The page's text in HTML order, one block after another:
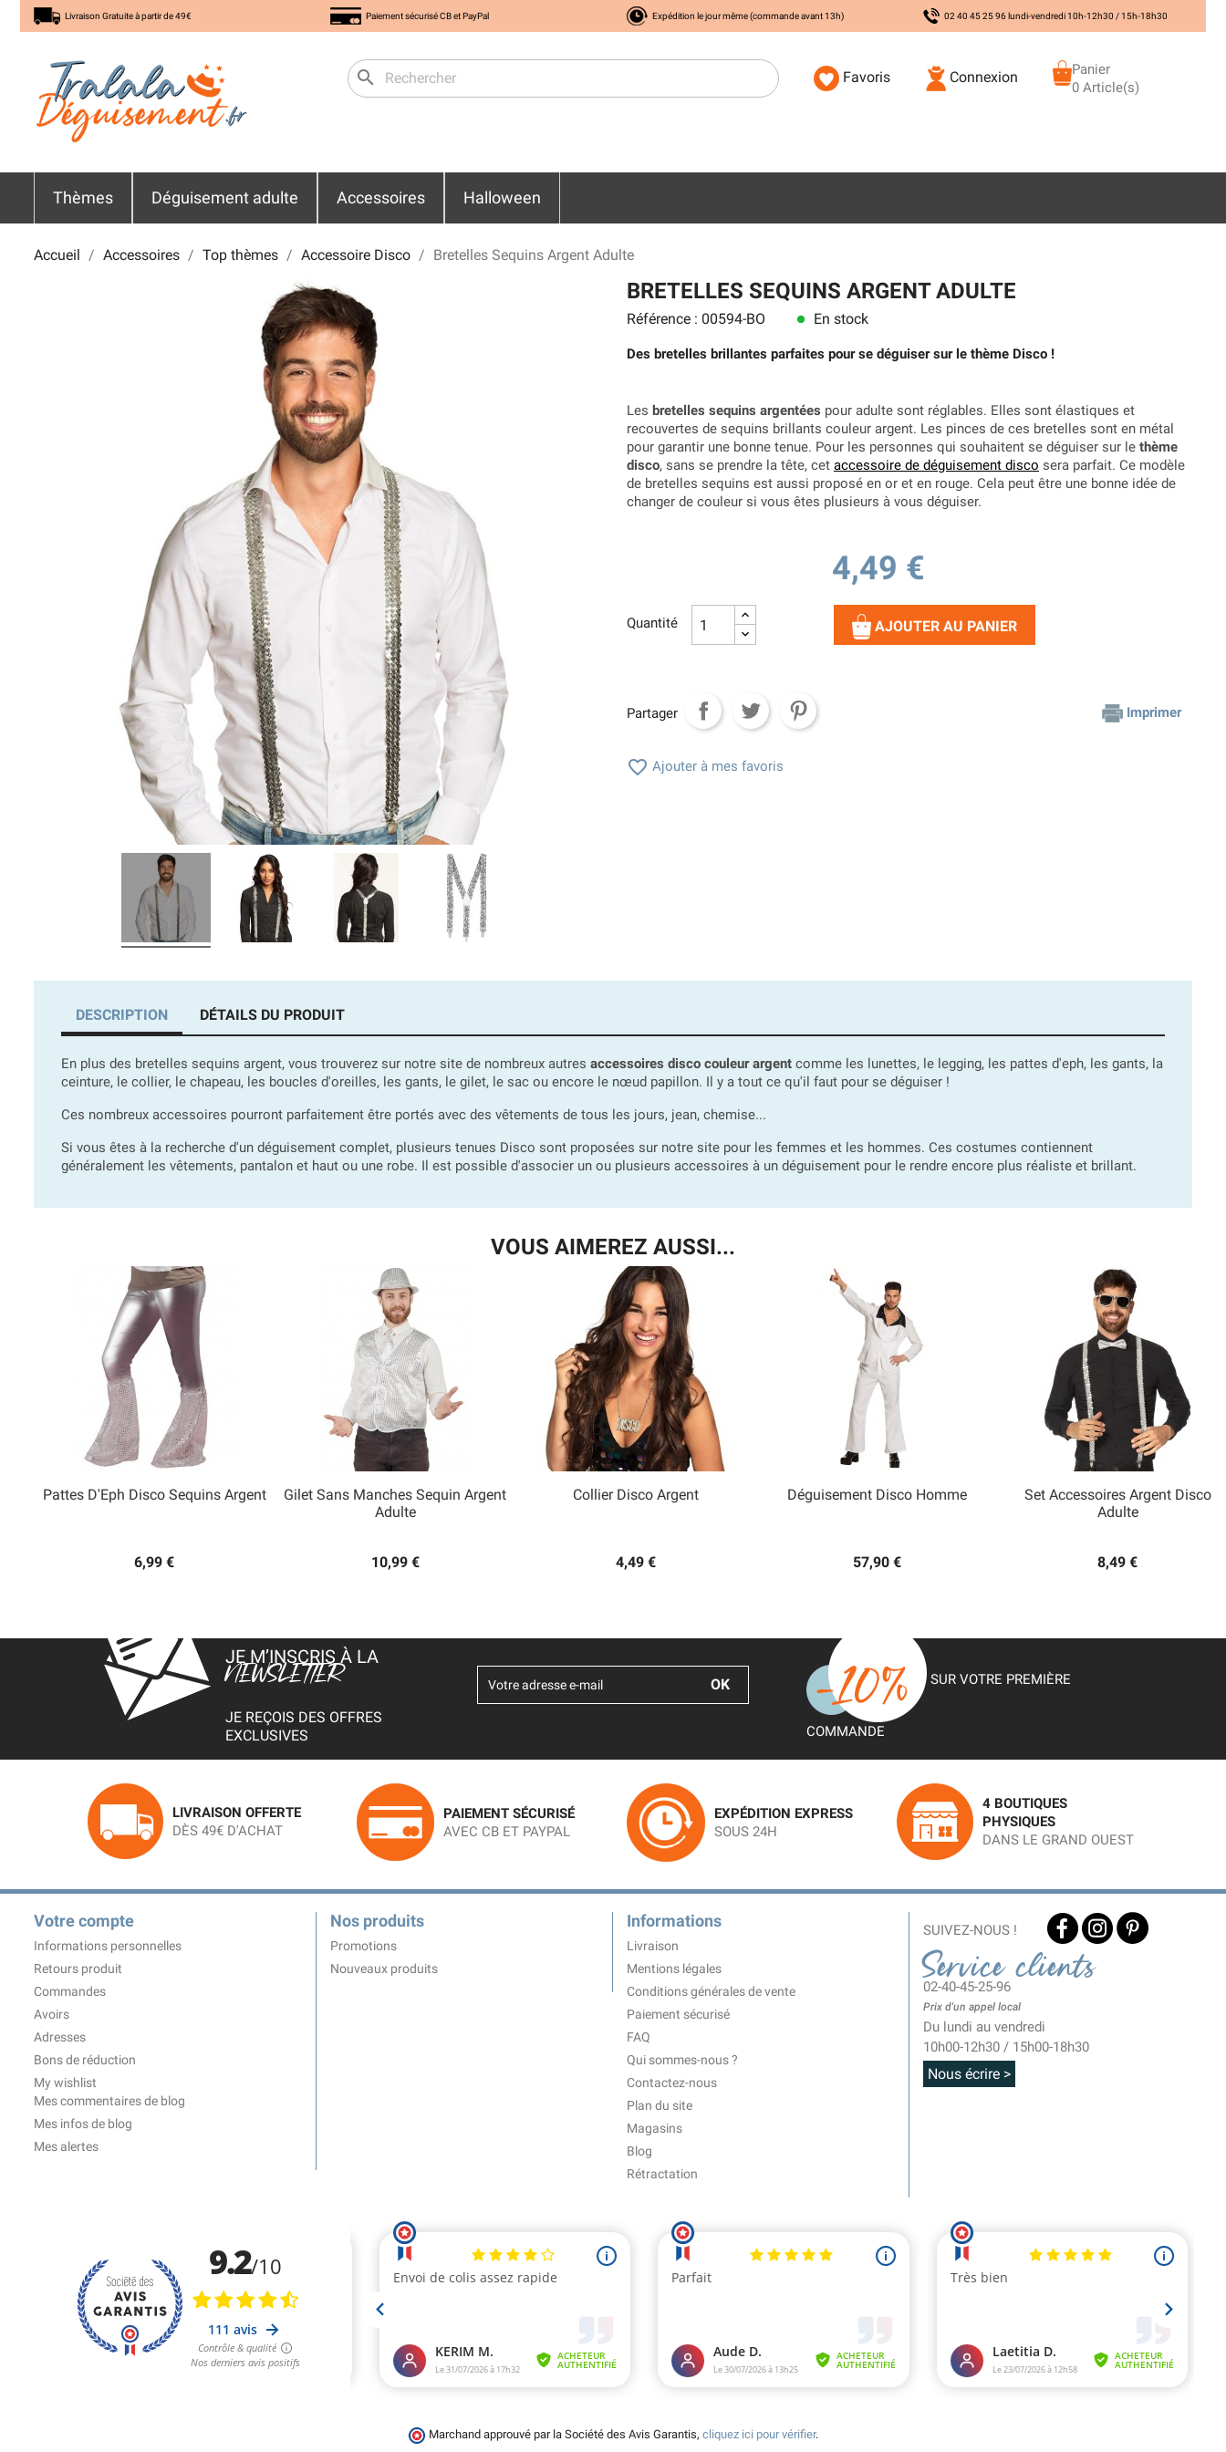
Livraison Gratuite à partir de 49€ Paiement sécurisé CB et PayPal Expédition le jour même (commande avant 13h) 02 40 45 25 96 lundi-vendredi 10h-12h30 / 15h-18h30
search Favoris Connexion
Panier
0 Article(s)
Thèmes Déguisement adulte Accessoires Halloween
Accueil Accessoires Top thèmes Accessoire Disco Bretelles Sequins Argent Adulte
BRETELLES SEQUINS ARGENT ADULTE
Référence : 00594-BO lens En stock
Des bretelles brillantes parfaites pour se déguiser sur le thème Disco !
Les bretelles sequins argentées pour adulte sont réglables. Elles sont élastiques et
recouvertes de sequins brillants couleur argent. Les pinces de ces bretelles sont en métal
pour garantir une bonne tenue. Pour les personnes qui souhaitent se déguiser sur le thème
disco, sans se prendre la tête, cet accessoire de déguisement disco sera parfait. Ce modèle
de bretelles sequins est aussi proposé en or et en rouge. Cela peut être une bonne idée de
changer de couleur si vous êtes plusieurs à vous déguiser.
4,49 €
Quantité AJOUTER AU PANIER
Partager Imprimer
 Ajouter à mes favoris
DESCRIPTION DÉTAILS DU PRODUIT
En plus des bretelles sequins argent, vous trouverez sur notre site de nombreux autres accessoires disco couleur argent comme les lunettes, le legging, les pattes d'eph, les gants, la
ceinture, le collier, le chapeau, les boucles d'oreilles, les gants, le gilet, le sac ou encore le nœud papillon. Il y a tout ce qu'il faut pour se déguiser !
Ces nombreux accessoires pourront parfaitement être portés avec des vêtements de tous les jours, jean, chemise...
Si vous êtes à la recherche d'un déguisement complet, plusieurs tenues Disco sont proposées sur notre site pour les femmes et les hommes. Ces costumes contiennent
généralement les vêtements, pantalon et haut ou une robe. Il est possible d'associer un ou plusieurs accessoires à un déguisement pour le rendre encore plus réaliste et brillant.
VOUS AIMEREZ AUSSI...
Pattes D'Eph Disco Sequins Argent
6,99 €
Gilet Sans Manches Sequin Argent
Adulte
10,99 €
Aperçu rapide
Collier Disco Argent
4,49 €
Déguisement Disco Homme
57,90 €
Set Accessoires Argent Disco
Adulte
8,49 €
Aperçu rapide
JE M’INSCRIS À LA
NEWSLETTER
JE REÇOIS DES OFFRES
EXCLUSIVES
SUR VOTRE PREMIÈRE
COMMANDE
LIVRAISON OFFERTE
DÈS 49€ D'ACHAT
PAIEMENT SÉCURISÉ
AVEC CB ET PAYPAL
EXPÉDITION EXPRESS
SOUS 24H
4 BOUTIQUES
PHYSIQUES
DANS LE GRAND OUEST
Votre compte
Informations personnelles
Retours produit
Commandes
Avoirs
Adresses
Bons de réduction
My wishlist
Mes commentaires de blog
Mes infos de blog
Mes alertes
Nos produits
Promotions
Nouveaux produits
Informations
Livraison
Mentions légales
Conditions générales de vente
Paiement sécurisé
FAQ
Qui sommes-nous ?
Contactez-nous
Plan du site
Magasins
Blog
Rétractation
SUIVEZ-NOUS !
Service clients
02-40-45-25-96
Prix d'un appel local
Du lundi au vendredi
10h00-12h30 / 15h00-18h30
Nous écrire >
Marchand approuvé par la Société des Avis Garantis, cliquez ici pour vérifier.